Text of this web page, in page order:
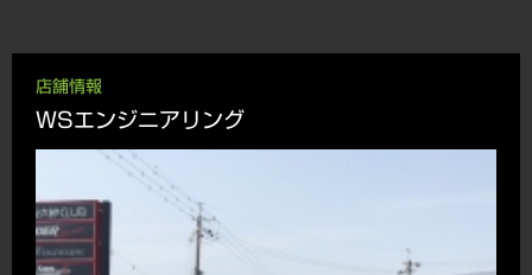
店舗情報
WSエンジニアリング